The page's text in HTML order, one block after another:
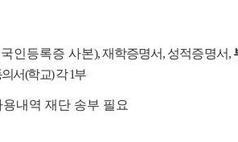
인등록증 사본), 재학증명서, 성적증명서,
서(학교) 각 1부
내역 재단 송부 필요